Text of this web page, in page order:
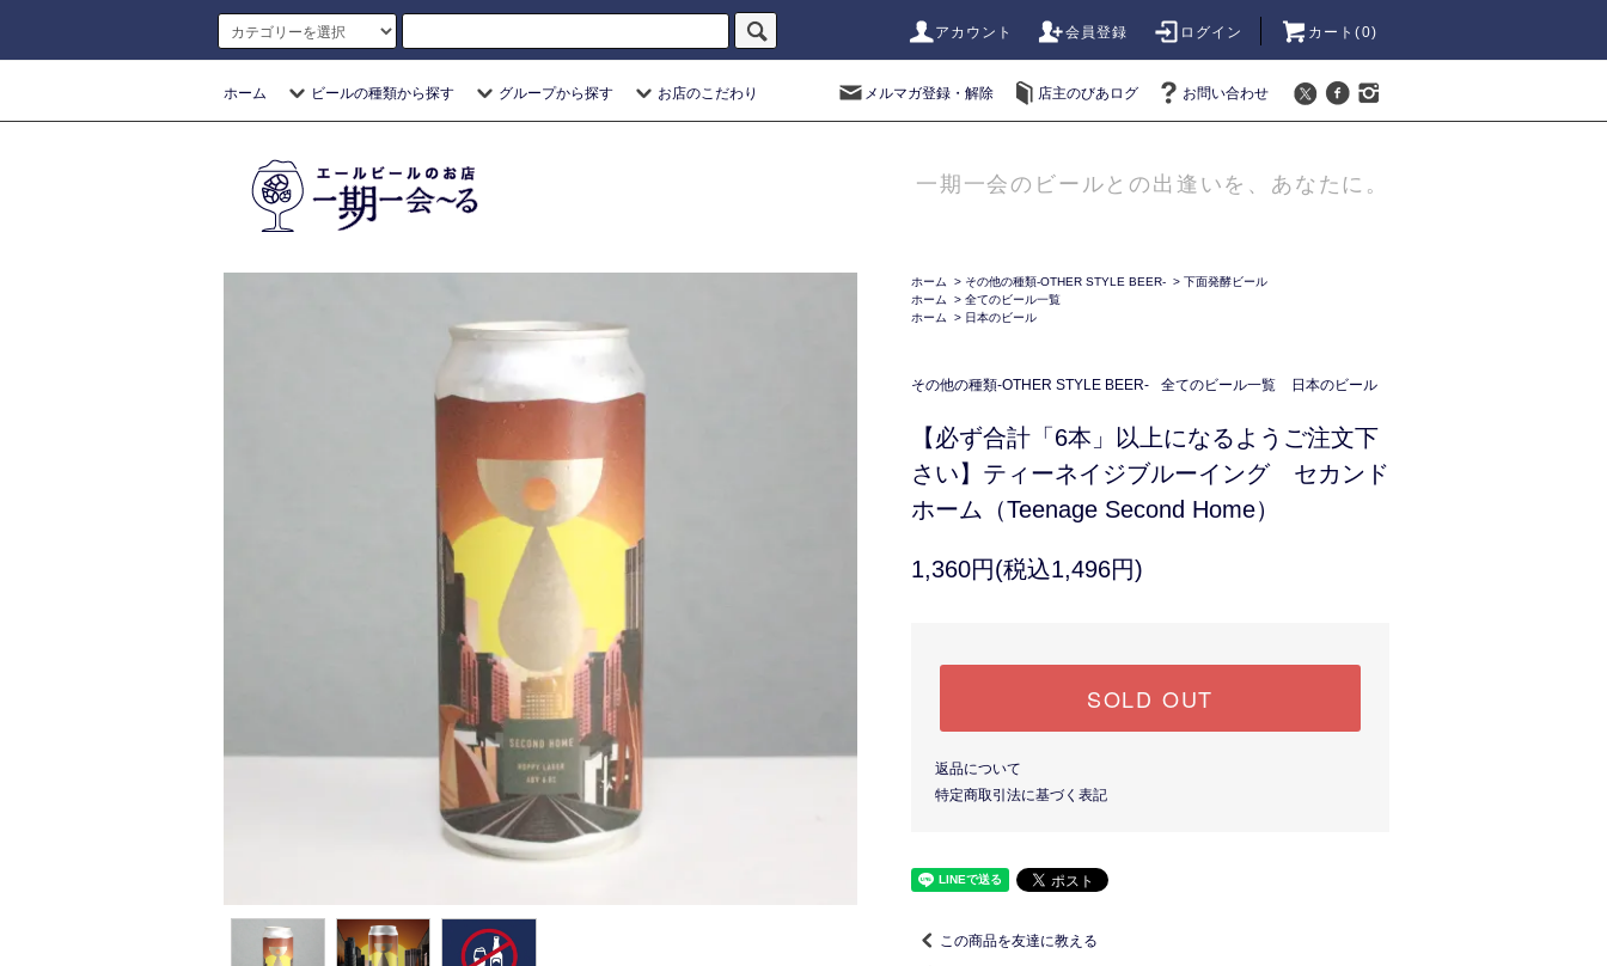
アカウント 会員登録 ログイン カート(0)
ホーム ビールの種類から探す グループから探す お店のこだわり メルマガ登録・解除 店主のびあログ お問い合わせ
一期一会のビールとの出逢いを、あなたに。
ホーム > その他の種類-OTHER STYLE BEER- > 下面発酵ビール
ホーム
> 全てのビール一覧
ホーム
> 日本のビール
その他の種類-OTHER STYLE BEER- 全てのビール一覧 日本のビール
【必ず合計「6本」以上になるようご注文下
さい】ティーネイジブルーイング セカンド
ホーム（Teenage Second Home）
1,360円(税込1,496円)
SOLD OUT
返品について
特定商取引法に基づく表記
この商品を友達に教える